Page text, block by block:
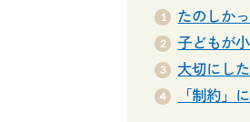
たのしか
子どもが
大切にし
「制約」